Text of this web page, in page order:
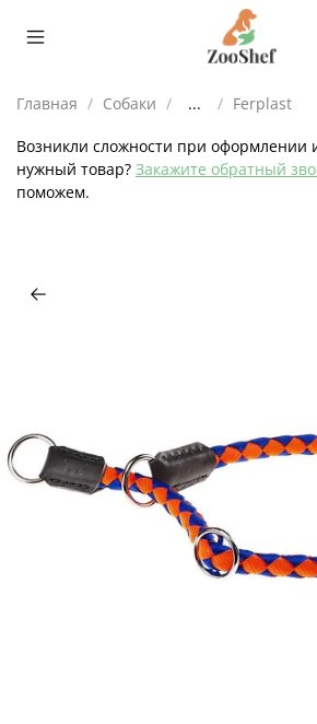
Главная Собаки ... Ferplast
Возникли сложности при оформлении
нужный товар? Закажите обратный
поможем.